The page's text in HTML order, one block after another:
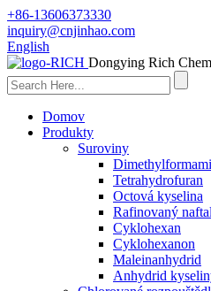
+86-13606373330
inquiry@cnjinhao.com
English
Dongying Rich
Domov
Produkty
Suroviny
Tetrahydrofuran
Octová kyselina
Rafinovaný
Cyklohexan
Cyklohexanon
Maleinanhydrid
Anhydrid